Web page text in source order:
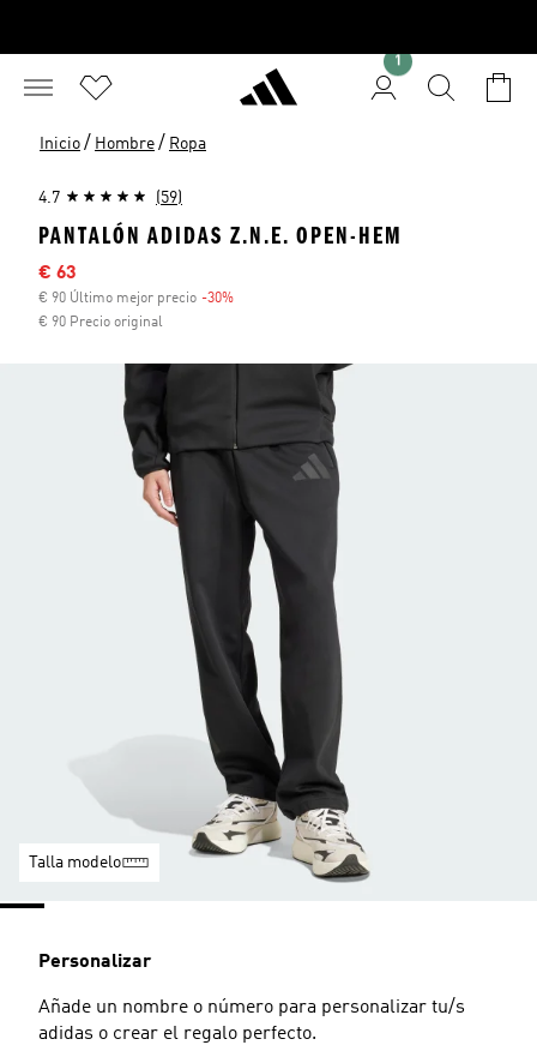
1
Inicio / Hombre / Ropa
4.7 (59)
PANTALÓN ADIDAS Z.N.E. OPEN-HEM
Precio rebajado
€ 63
€ 90 Último mejor precio -30%
€ 90 Precio original
Talla modelo
Personalizar
Añade un nombre o número para personalizar tu/s
adidas o crear el regalo perfecto.